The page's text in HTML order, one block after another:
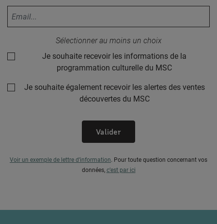
Sélectionner au moins un choix
Je souhaite recevoir les informations de la
programmation culturelle du MSC
Je souhaite également recevoir les alertes des ventes
découvertes du MSC
Valider
Voir un exemple de lettre d’information. Pour toute question concernant vos
données, c’est par ici